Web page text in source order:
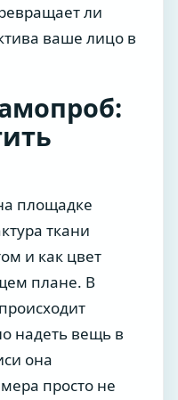
ли
ваше лицо в
площадке
ткани
и как цвет
плане. В
надеть вещь в
она
просто не